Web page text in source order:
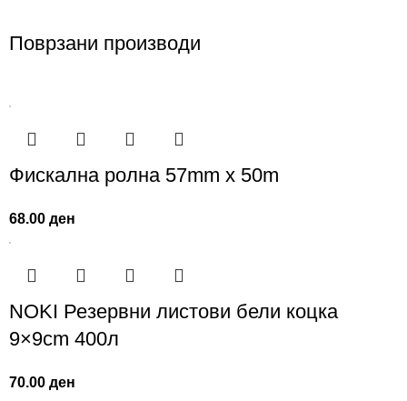
Поврзани производи
Фискална ролна 57mm x 50m
68.00ден
NOKI Резервни листови бели коцка
9×9сm 400л
70.00ден